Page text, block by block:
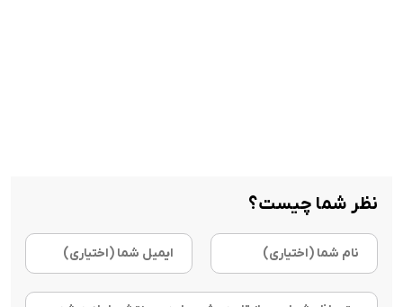
نظر شما چیست؟